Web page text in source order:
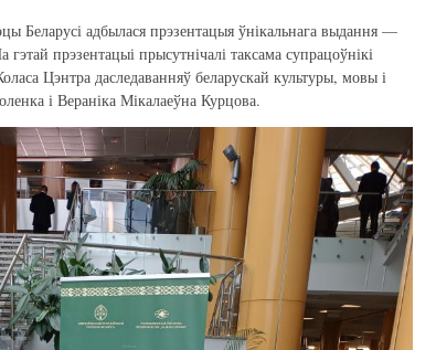
Беларусі адбылася прэзентацыя ўнікальнага выдання —
гэтай прэзентацыі прысутнічалі таксама супрацоўнікі
Цэнтра даследаванняў беларускай культуры, мовы і
і Вераніка Мікалаеўна Курцова.